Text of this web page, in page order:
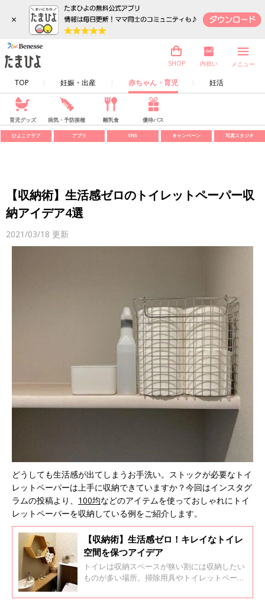
×
TOP 妊娠・出産 赤ちゃん・育児 妊活
SHOP 内祝い メニュー
育児グッズ 病気・予防接種 離乳食 優待パス
ひよこクラブ アプリ SNS キャンペーン 写真スタジオ
【収納術】生活感ゼロのトイレットペーパー収
納アイデア4選
2021/03/18 更新
どうしても生活感が出てしまうお手洗い。ストックが必要なトイ
レットペーパーは上手に収納できていますか？今回はインスタグ
ラムの投稿より、 100均などのアイテムを使っておしゃれにトイ
レットペーパーを収納している例をご紹介します。
【収納術】生活感ゼロ！キレイなトイレ
空間を保つアイデア
トイレは収納スペースが狭い割には収納したい
ものが多い場所。掃除用具やトイレットペーパ
タグラムの投稿からご紹介します。ちょっとし